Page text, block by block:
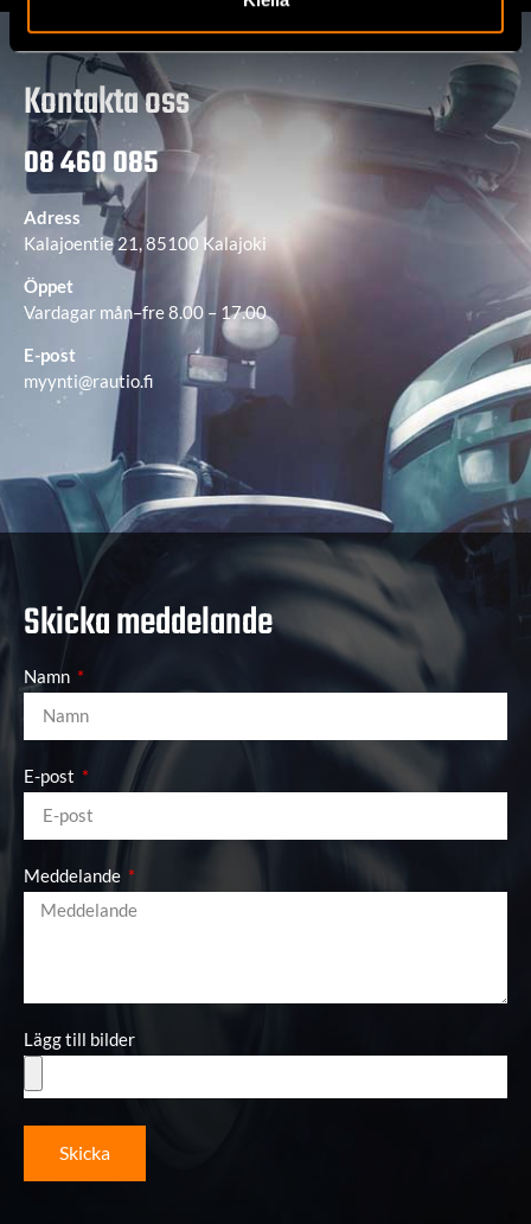
Kontakta oss
08 460 085
Adress
Kalajoentie 21, 85100 Kalajoki
Öppet
Vardagar mån–fre 8.00 – 17.00
E-post
myynti@rautio.fi
Skicka meddelande
Namn
E-post
Meddelande
Lägg till bilder
Skicka